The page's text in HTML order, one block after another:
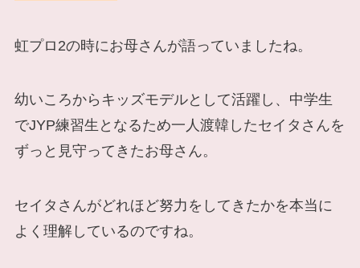
虹プロ2の時にお母さんが語っていましたね。
幼いころからキッズモデルとして活躍し、中学生
でJYP練習生となるため一人渡韓したセイタさんを
ずっと見守ってきたお母さん。
セイタさんがどれほど努力をしてきたかを本当に
よく理解しているのですね。